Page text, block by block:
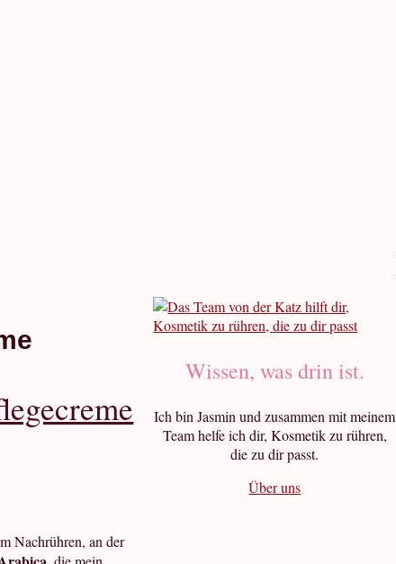
Nachrühren, an der
Wissen, was drin ist.
Ich bin Jasmin und zusammen mit meinem
Team helfe ich dir, Kosmetik zu rühren,
die zu dir passt.
Über uns